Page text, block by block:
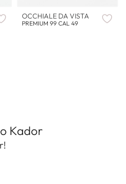
OCCHIALE DA VISTA
PREMIUM 99 CAL 49
Kador